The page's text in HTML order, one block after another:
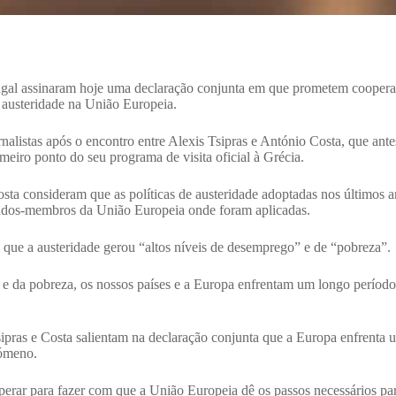
assinaram hoje uma declaração conjunta em que prometem
na União Europeia.
após o encontro entre Alexis Tsipras e António Costa, que
ponto do seu programa de visita oficial à Grécia.
consideram que as políticas de austeridade adoptadas nos últimos
membros da União Europeia onde foram aplicadas.
a austeridade gerou “altos níveis de desemprego” e de “pobreza”.
da pobreza, os nossos países e a Europa enfrentam um longo
e Costa salientam na declaração conjunta que a Europa enfrenta
para fazer com que a União Europeia dê os passos necessários